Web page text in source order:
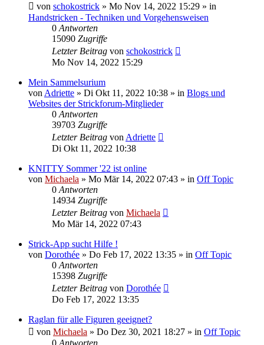
von schokostrick » Mo Nov 14, 2022 15:29 » in
Handstricken - Techniken und Vorgehensweisen
0 Antworten
15090 Zugriffe
Letzter Beitrag von schokostrick
Mo Nov 14, 2022 15:29
Mein Sammelsurium
von Adriette » Di Okt 11, 2022 10:38 » in Blogs und
Websites der Strickforum-Mitglieder
0 Antworten
39703 Zugriffe
Letzter Beitrag von Adriette
Di Okt 11, 2022 10:38
KNITTY Sommer '22 ist online
von Michaela » Mo Mär 14, 2022 07:43 » in Off Topic
0 Antworten
14934 Zugriffe
Letzter Beitrag von Michaela
Mo Mär 14, 2022 07:43
Strick-App sucht Hilfe !
von Dorothée » Do Feb 17, 2022 13:35 » in Off Topic
0 Antworten
15398 Zugriffe
Letzter Beitrag von Dorothée
Do Feb 17, 2022 13:35
Raglan für alle Figuren geeignet?
von Michaela » Do Dez 30, 2021 18:27 » in Off Topic
0 Antworten